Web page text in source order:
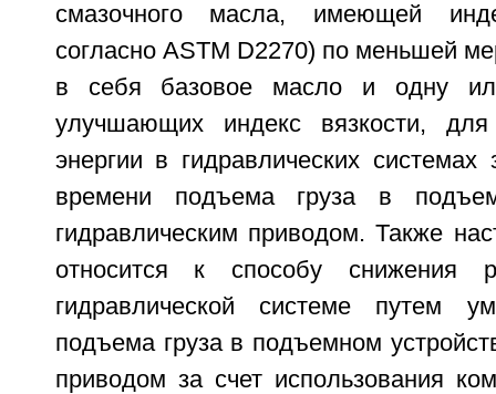
смазочного масла, имеющей
согласно ASTM D2270) по меньшей
в себя базовое масло и одну
улучшающих индекс вязкости,
энергии в гидравлических
времени подъема груза в
гидравлическим приводом. Также
относится к способу снижения
гидравлической системе путем
подъема груза в подъемном
приводом за счет использования